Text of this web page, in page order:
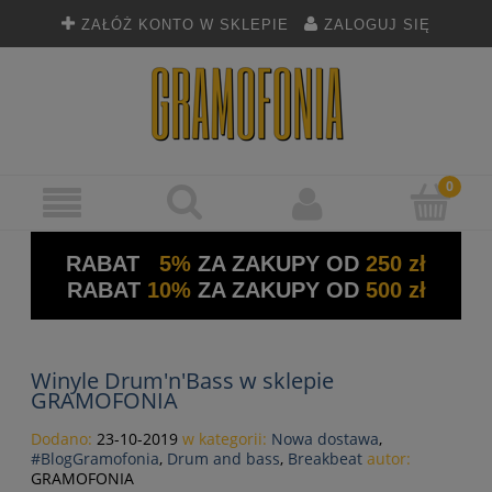
ZAŁÓŻ KONTO W SKLEPIE ZALOGUJ SIĘ
RABAT 5% ZA ZAKUPY OD 250 zł
RABAT 10%ZA ZAKUPY OD 500 zł
Winyle Drum'n'Bass w sklepie
GRAMOFONIA
Dodano: 23-10-2019 w kategorii: Nowa dostawa,
#BlogGramofonia, Drum and bass, Breakbeat autor:
GRAMOFONIA